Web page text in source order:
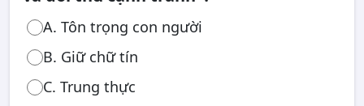
A. Tôn trọng con người
B. Giữ chữ tín
C. Trung thực